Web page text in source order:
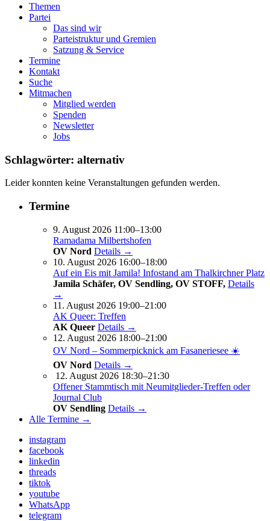
Themen
Partei
Das sind wir
Parteistruktur und Gremien
Satzung & Service
Termine
Kontakt
Suche
Mitmachen
Mitglied werden
Spenden
Newsletter
Jobs
Schlagwörter: alternativ
Leider konnten keine Veranstaltungen gefunden werden.
Termine
9. August 2026 11:00–13:00
Ramadama Milbertshofen
OV Nord Details →
10. August 2026 16:00–18:00
Auf ein Eis mit Jamila! Infostand am Thalkirchner Platz
Jamila Schäfer, OV Sendling, OV STOFF, Details
→
11. August 2026 19:00–21:00
AK Queer: Treffen
AK Queer Details →
12. August 2026 18:00–21:00
OV Nord – Sommerpicknick am Fasaneriesee ☀️
OV Nord Details →
12. August 2026 18:30–21:30
Offener Stammtisch mit Neumitglieder-Treffen oder
Journal Club
OV Sendling Details →
Alle Termine →
instagram
facebook
linkedin
threads
tiktok
youtube
WhatsApp
telegram